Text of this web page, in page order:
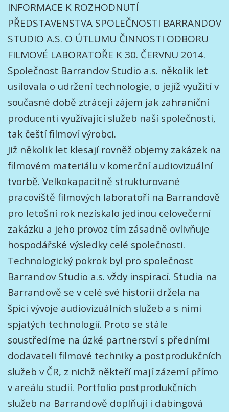
INFORMACE K ROZHODNUTÍ
PŘEDSTAVENSTVA SPOLEČNOSTI BARRANDOV
STUDIO A.S. O ÚTLUMU ČINNOSTI ODBORU
FILMOVÉ LABORATOŘE K 30. ČERVNU 2014.
Společnost Barrandov Studio a.s. několik let
usilovala o udržení technologie, o jejíž využití v
současné době ztrácejí zájem jak zahraniční
producenti využívající služeb naší společnosti,
tak čeští filmoví výrobci.
Již několik let klesají rovněž objemy zakázek na
filmovém materiálu v komerční audiovizuální
tvorbě. Velkokapacitně strukturované
pracoviště filmových laboratoří na Barrandově
pro letošní rok nezískalo jedinou celovečerní
zakázku a jeho provoz tím zásadně ovlivňuje
hospodářské výsledky celé společnosti.
Technologický pokrok byl pro společnost
Barrandov Studio a.s. vždy inspirací. Studia na
Barrandově se v celé své historii držela na
špici vývoje audiovizuálních služeb a s nimi
spjatých technologií. Proto se stále
soustředíme na úzké partnerství s předními
dodavateli filmové techniky a postprodukčních
služeb v ČR, z nichž někteří mají zázemí přímo
v areálu studií. Portfolio postprodukčních
služeb na Barrandově doplňují i dabingová